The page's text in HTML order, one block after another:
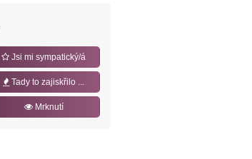
Jsi mi sympatický/á
Tady to zajiskřilo ...
Mrknutí